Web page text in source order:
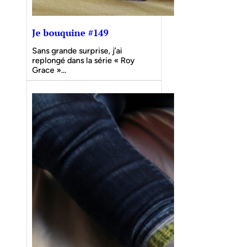
Je bouquine #149
Sans grande surprise, j’ai
replongé dans la série « Roy
Grace »…